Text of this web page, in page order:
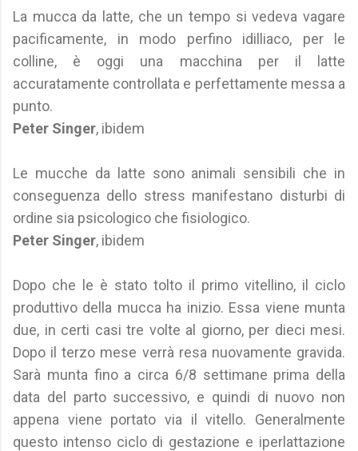
La mucca da latte, che un tempo si vedeva vagare
pacificamente, in modo perfino idilliaco, per le
colline, è oggi una macchina per il latte
accuratamente controllata e perfettamente messa a
punto.
Peter Singer, ibidem
Le mucche da latte sono animali sensibili che in
conseguenza dello stress manifestano disturbi di
ordine sia psicologico che fisiologico.
Peter Singer, ibidem
Dopo che le è stato tolto il primo vitellino, il ciclo
produttivo della mucca ha inizio. Essa viene munta
due, in certi casi tre volte al giorno, per dieci mesi.
Dopo il terzo mese verrà resa nuovamente gravida.
Sarà munta fino a circa 6/8 settimane prima della
data del parto successivo, e quindi di nuovo non
appena viene portato via il vitello. Generalmente
questo intenso ciclo di gestazione e iperlattazione